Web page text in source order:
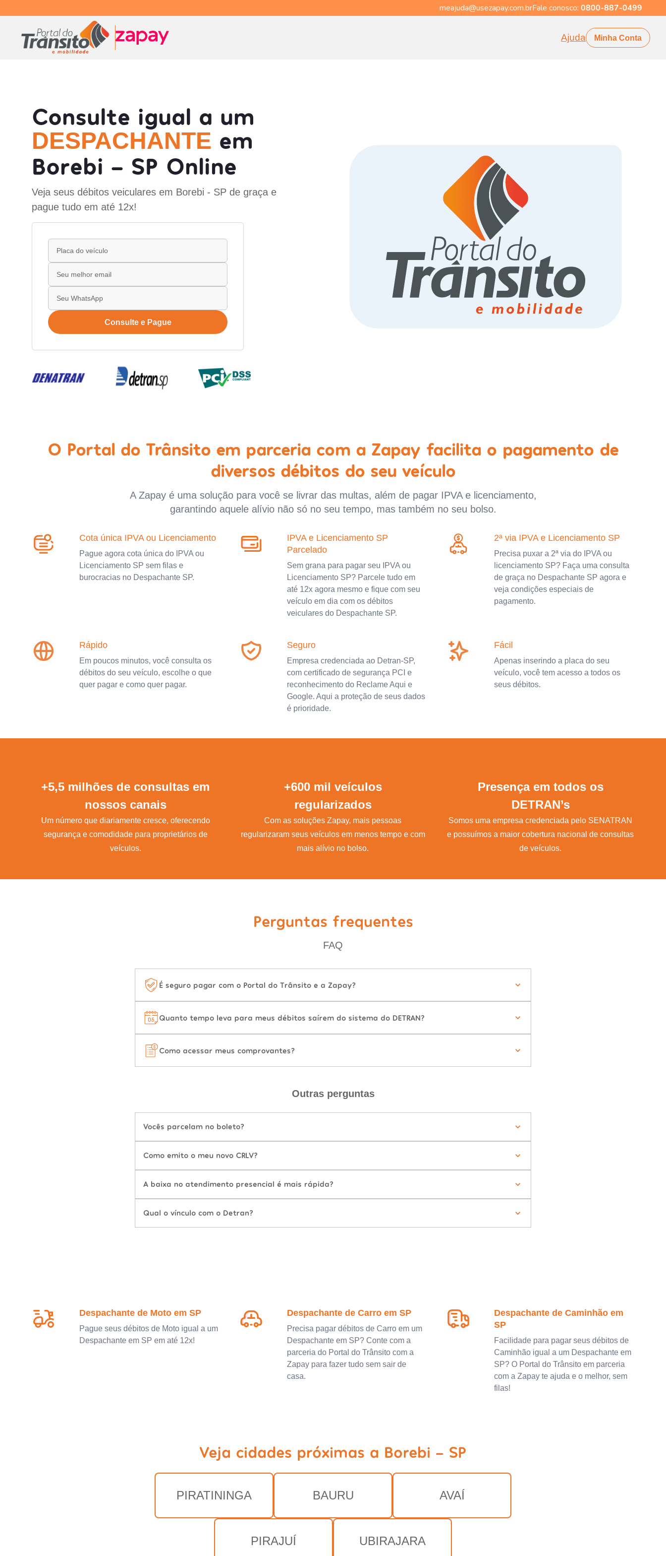
meajuda@usezapay.com.brFale conosco: 0800-887-0499
Ajuda Minha Conta
Consulte igual a um
DESPACHANTE em
Borebi - SP Online
Veja seus débitos veiculares em Borebi - SP de graça e
pague tudo em até 12x!
Consulte e Pague
O Portal do Trânsito em parceria com a Zapay facilita o pagamento de
diversos débitos do seu veículo
A Zapay é uma solução para você se livrar das multas, além de pagar IPVA e licenciamento,
garantindo aquele alívio não só no seu tempo, mas também no seu bolso.
Cota única IPVA ou Licenciamento
Pague agora cota única do IPVA ou
Licenciamento SP sem filas e
burocracias no Despachante SP.
IPVA e Licenciamento SP
Parcelado
Sem grana para pagar seu IPVA ou
Licenciamento SP? Parcele tudo em
até 12x agora mesmo e fique com seu
veículo em dia com os débitos
veiculares do Despachante SP.
2ª via IPVA e Licenciamento SP
Precisa puxar a 2ª via do IPVA ou
licenciamento SP? Faça uma consulta
de graça no Despachante SP agora e
veja condições especiais de
pagamento.
Rápido
Em poucos minutos, você consulta os
débitos do seu veículo, escolhe o que
quer pagar e como quer pagar.
Seguro
Empresa credenciada ao Detran-SP,
com certificado de segurança PCI e
reconhecimento do Reclame Aqui e
Google. Aqui a proteção de seus dados
é prioridade.
Fácil
Apenas inserindo a placa do seu
veículo, você tem acesso a todos os
seus débitos.
+5,5 milhões de consultas em
nossos canais
Um número que diariamente cresce, oferecendo
segurança e comodidade para proprietários de
veículos.
+600 mil veículos
regularizados
Com as soluções Zapay, mais pessoas
regularizaram seus veículos em menos tempo e com
mais alívio no bolso.
Presença em todos os
DETRAN’s
Somos uma empresa credenciada pelo SENATRAN
e possuímos a maior cobertura nacional de consultas
de veículos.
Perguntas frequentes
FAQ
É seguro pagar com o Portal do Trânsito e a Zapay?
Quanto tempo leva para meus débitos saírem do sistema do DETRAN?
Como acessar meus comprovantes?
Outras perguntas
Vocês parcelam no boleto?
Como emito o meu novo CRLV?
A baixa no atendimento presencial é mais rápida?
Qual o vínculo com o Detran?
Despachante de Moto em SP
Pague seus débitos de Moto igual a um
Despachante em SP em até 12x!
Despachante de Carro em SP
Precisa pagar débitos de Carro em um
Despachante em SP? Conte com a
parceria do Portal do Trânsito com a
Zapay para fazer tudo sem sair de
casa.
Despachante de Caminhão em
SP
Facilidade para pagar seus débitos de
Caminhão igual a um Despachante em
SP? O Portal do Trânsito em parceria
com a Zapay te ajuda e o melhor, sem
filas!
Veja cidades próximas a Borebi - SP
PIRATININGA BAURU AVAÍ
PIRAJUÍ UBIRAJARA